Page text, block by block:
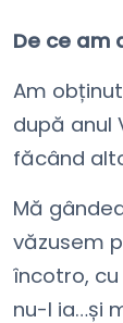
De ce am
Am
după anul
făcând
Mă
văzusem
încotro,